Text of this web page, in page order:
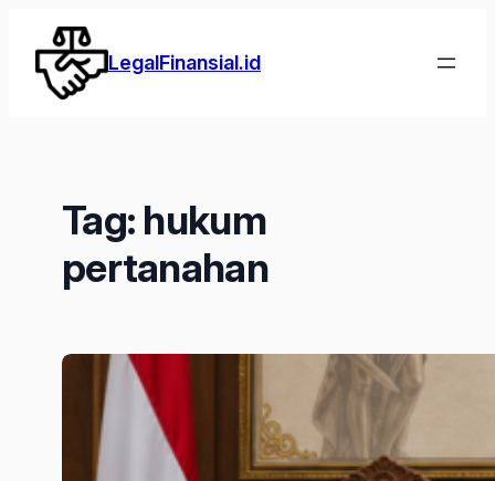
Lewati
konten
LegalFinansial.id
Tag: hukum
pertanahan